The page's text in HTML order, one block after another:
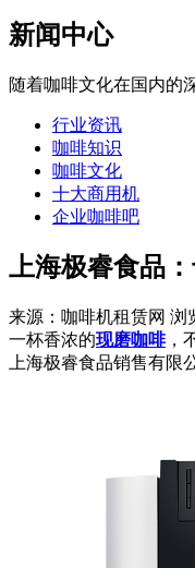
新闻中心
随着咖啡文化在国内的
行业资讯
咖啡知识
咖啡文化
十大商用机
企业咖啡吧
上海极睿食品
来源：咖啡机租赁网 浏
一杯香浓的现磨咖啡，
上海极睿食品销售有